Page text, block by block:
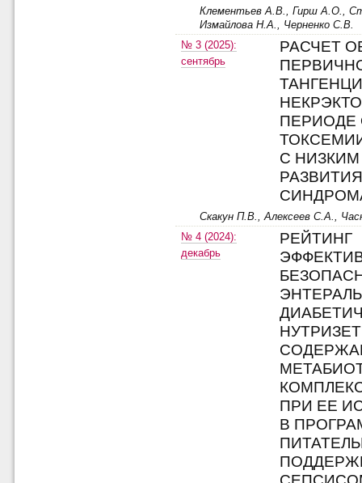
Клементьев А.В., Гирш А.О.,
Измайлова Н.А., Черненко С.В.
№ 3 (2025):
сентябрь
РАСЧЕТ
С
Скакун П.В., Алексеев С.А.,
№ 4 (2024):
декабрь
РЕЙТИНГ
ПРИ ЕЕ
В